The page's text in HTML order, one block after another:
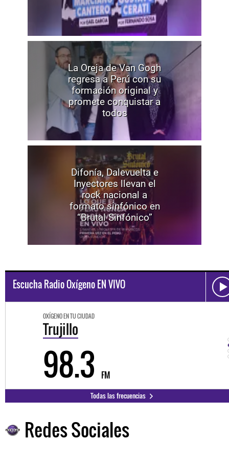
La Oreja de Van Gogh
regresa a Perú con su
formación original y
promete conquistar a
todos
Difonía, Dalevuelta e
Inyectores llevan el
rock nacional a
formato sinfónico en
“Brutal Sinfónico”
Escucha Radio Oxígeno EN VIVO
OXÍGENO EN TU CIUDAD
Trujillo
98.3 FM
Todas las frecuencias
Redes Sociales